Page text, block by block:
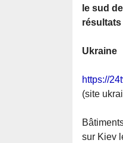
le sud
résultats
Ukraine
https://
(site
sur Kiev